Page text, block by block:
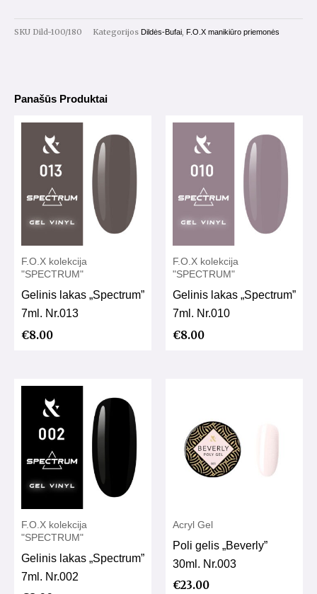
gritų
SKU Dild-100/180 Kategorijos Dildės-Bufai, F.O.X manikiūro priemonės
Panašūs Produktai
F.O.X kolekcija
"SPECTRUM"
Gelinis lakas „Spectrum”
7ml. Nr.013
€8.00
F.O.X kolekcija
"SPECTRUM"
Gelinis lakas „Spectrum”
7ml. Nr.010
€8.00
F.O.X kolekcija
"SPECTRUM"
Gelinis lakas „Spectrum”
7ml. Nr.002
Acryl Gel
Poli gelis „Beverly”
30ml. Nr.003
€23.00